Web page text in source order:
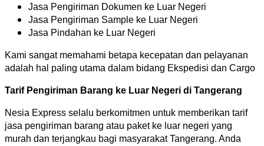
Jasa Pengiriman Dokumen ke Luar Negeri
Jasa Pengiriman Sample ke Luar Negeri
Jasa Pindahan ke Luar Negeri
Kami sangat memahami betapa kecepatan dan pelayanan
adalah hal paling utama dalam bidang Ekspedisi dan Cargo
Tarif Pengiriman Barang ke Luar Negeri di Tangerang
Nesia Express selalu berkomitmen untuk memberikan tarif
jasa pengiriman barang atau paket ke luar negeri yang
murah dan terjangkau bagi masyarakat Tangerang. Anda